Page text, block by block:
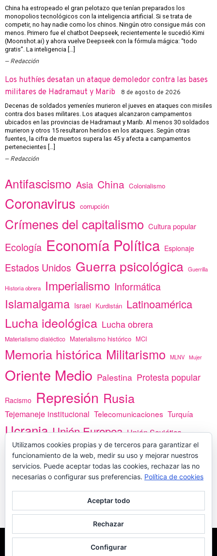
China ha estropeado el gran pelotazo que tenían preparados los
monopolios tecnológicos con la inteligencia artificial. Si se trata de
competir, no hay nadie como los chinos. Ningún otro consigue más con
menos. Primero fue el chatbot Deepseek, recientemente le sucedió Kimi
(Moonshot.ai) y ahora vuelve Deepseek con la fórmula mágica: “todo
gratis”. La inteligencia […]
Redacción
Los huthíes desatan un ataque demoledor contra las bases
militares de Hadramaut y Marib
8 de agosto de 2026
Decenas de soldados yemeníes murieron el jueves en ataques con misiles
contra dos bases militares. Los ataques alcanzaron campamentos
ubicados en las provincias de Hadramaut y Marib. Al menos 30 soldados
murieron y otros 15 resultaron heridos en los ataques. Según otras
fuentes, la cifra de muertos supera las 45 y afecta a campamentos
pertenecientes […]
Redacción
Antifascismo Asia China Colonialismo
Coronavirus corrupción
Crímenes del capitalismo Cultura popular
Ecología Economía Política Espionaje
Estados Unidos Guerra psicológica Guerrilla
Historia obrera Imperialismo Informática
Islamalgama Israel Kurdistán Latinoamérica
Lucha ideológica Lucha obrera
Materialismo dialéctico Materialismo histórico MCI
Memoria histórica Militarismo MLNV Mujer
Oriente Medio Palestina Protesta popular
Racismo Represión Rusia
Tejemaneje institucional Telecomunicaciones Turquía
Ucrania Unión Europea Unión Soviética
vacunas Yemen África
PREGÚNTANOS
Utilizamos cookies propias y de terceros para garantizar el
funcionamiento de la web, medir su uso y mejorar nuestros
servicios. Puede aceptar todas las cookies, rechazar las no
necesarias o configurar sus preferencias. Política de cookies
Aceptar todo
Rechazar
Configurar